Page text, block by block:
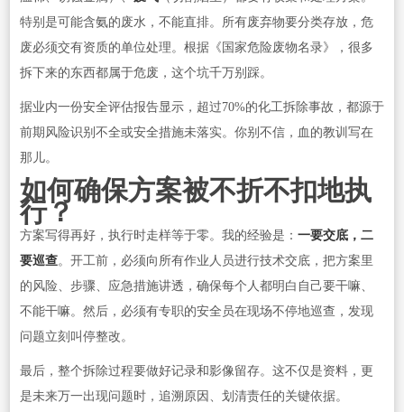
特别是可能含氨的废水，不能直排。所有废弃物要分类存放，危
废必须交有资质的单位处理。根据《国家危险废物名录》，很多
拆下来的东西都属于危废，这个坑千万别踩。
据业内一份安全评估报告显示，超过70%的化工拆除事故，都源于
前期风险识别不全或安全措施未落实。你别不信，血的教训写在
那儿。
如何确保方案被不折不扣地执
行？
方案写得再好，执行时走样等于零。我的经验是： 一要交底，二
要巡查。开工前，必须向所有作业人员进行技术交底，把方案里
的风险、步骤、应急措施讲透，确保每个人都明白自己要干嘛、
不能干嘛。然后，必须有专职的安全员在现场不停地巡查，发现
问题立刻叫停整改。
最后，整个拆除过程要做好记录和影像留存。这不仅是资料，更
是未来万一出现问题时，追溯原因、划清责任的关键依据。